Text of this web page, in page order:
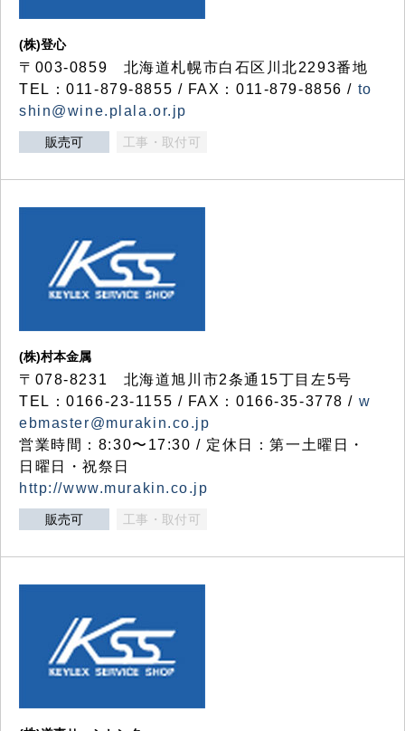
(株)登心
〒003-0859 北海道札幌市白石区川北2293番地
TEL：011-879-8855 / FAX：011-879-8856 / to
shin@wine.plala.or.jp
販売可 工事・取付可
(株)村本金属
〒078-8231 北海道旭川市2条通15丁目左5号
TEL：0166-23-1155 / FAX：0166-35-3778 / w
ebmaster@murakin.co.jp
営業時間：8:30〜17:30 / 定休日：第一土曜日・
日曜日・祝祭日
http://www.murakin.co.jp
販売可 工事・取付可